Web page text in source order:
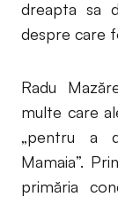
dreapta sa
despre care
Radu
multe care
„pentru a
Mamaia”.
primăria